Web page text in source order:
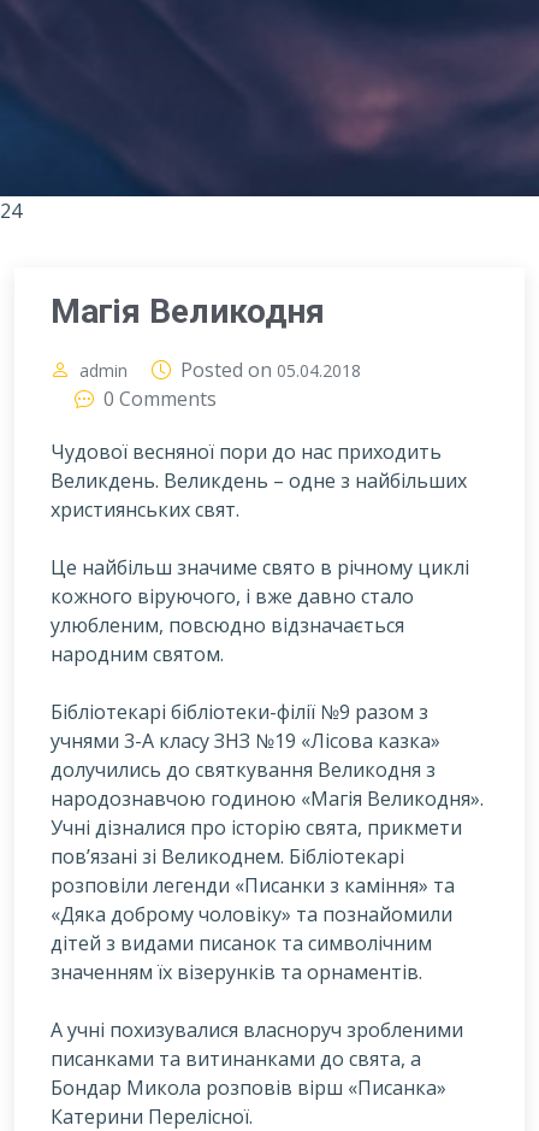
24
Магія Великодня
admin Posted on 05.04.2018
0 Comments
Чудової весняної пори до нас приходить
Великдень. Великдень – одне з найбільших
християнських свят.
Це найбільш значиме свято в річному циклі
кожного віруючого, і вже давно стало
улюбленим, повсюдно відзначається
народним святом.
Бібліотекарі бібліотеки-філії №9 разом з
учнями 3-А класу ЗНЗ №19 «Лісова казка»
долучились до святкування Великодня з
народознавчою годиною «Магія Великодня».
Учні дізналися про історію свята, прикмети
пов’язані зі Великоднем. Бібліотекарі
розповіли легенди «Писанки з каміння» та
«Дяка доброму чоловіку» та познайомили
дітей з видами писанок та символічним
значенням їх візерунків та орнаментів.
А учні похизувалися власноруч зробленими
писанками та витинанками до свята, а
Бондар Микола розповів вірш «Писанка»
Катерини Перелісної.